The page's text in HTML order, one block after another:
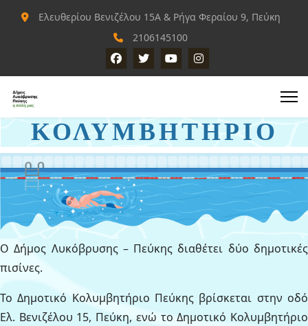
Ελευθερίου Βενιζέλου 15Α & Ρήγα Φεραίου 9, Πεύκη
2106145100
ΚΟΛΥΜΒΗΤΗΡΙΟ
Ο Δήμος Λυκόβρυσης – Πεύκης διαθέτει δύο δημοτικές
πισίνες.
Το Δημοτικό Κολυμβητήριο Πεύκης βρίσκεται στην οδό
Ελ. Βενιζέλου 15, Πεύκη, ενώ το Δημοτικό Κολυμβητήριο